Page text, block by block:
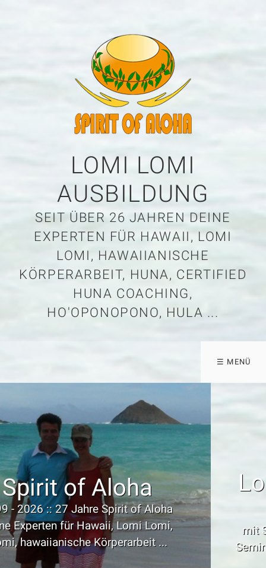
LOMI LOMI
AUSBILDUNG
SEIT ÜBER 26 JAHREN DEINE
EXPERTEN FÜR HAWAII, LOMI
LOMI, HAWAIIANISCHE
KÖRPERARBEIT, HUNA, CERTIFIED
HUNA COACHING,
HO'OPONOPONO, HULA ...
☰ MENÜ
Lomi Lomi - Kahuna
Bodywork
mit Spirit of Aloha life vor Ort in schönen
Seminarhäusern in Deutschland und Hawaii